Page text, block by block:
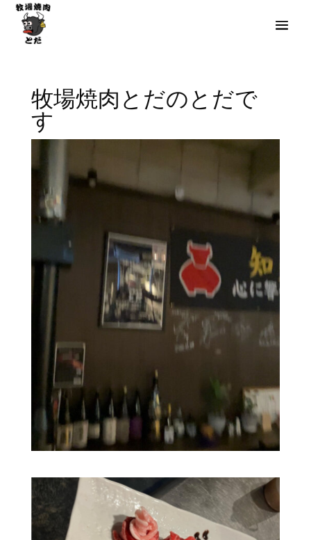
牧場焼肉とだのとだで
す